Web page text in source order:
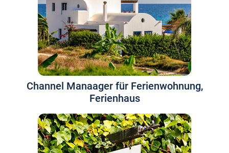
Channel Manaager für Ferienwohnung,
Ferienhaus